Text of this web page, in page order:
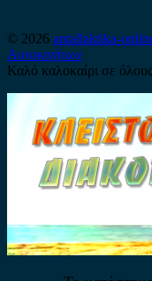
© 2026 antallaktika-
Αυτοκινήτων
Καλό καλοκαίρι σε